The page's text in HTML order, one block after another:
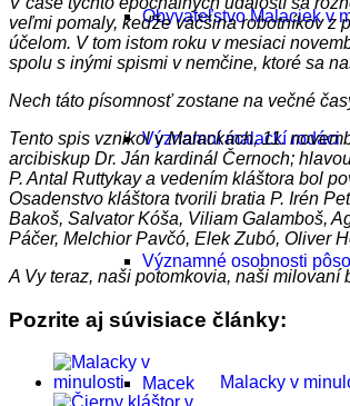
Obyvateľstvo Malaciek v
Významní malackí rodáci
Významné osobnosti
Macek
veľmi pomaly, keďže väčšina robotníkov z
účelom. V tom istom roku v mesiaci
spolu s inými spismi v nemčine, ktoré sa
Nech táto písomnosť zostane na večné
Tento spis vznikol v Malackách, 11.
arcibiskup Dr. Ján kardinál Černoch;
P. Antal Ruttykay a vedením kláštora bol
Osadenstvo kláštora tvorili bratia P. Irén
Bakoš, Salvator Kóša, Viliam Galamboš,
Páčer, Melchior Pavčó, Elek Zubó, Oliver
A Vy teraz, naši potomkovia, naši
Pozrite aj súvisiace články:
Malacky v